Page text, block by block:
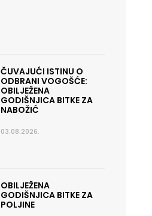
ČUVAJUĆI ISTINU O
ODBRANI VOGOŠĆE:
OBILJEŽENA
GODIŠNJICA BITKE ZA
NABOŽIĆ
03.08.2026.
OBILJEŽENA
GODIŠNJICA BITKE ZA
POLJINE